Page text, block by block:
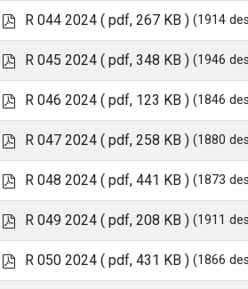
p
d
R 044 2024 ( pdf, 267 KB ) (1914
pR 045 2024 ( pdf, 348 KB ) (1946
p
d
R 046 2024 ( pdf, 123 KB ) (1846
pR 047 2024 ( pdf, 258 KB ) (1880
p
d
R 048 2024 ( pdf, 441 KB ) (1873
pR 049 2024 ( pdf, 208 KB ) (1911
p
d
R 050 2024 ( pdf, 431 KB ) (1866